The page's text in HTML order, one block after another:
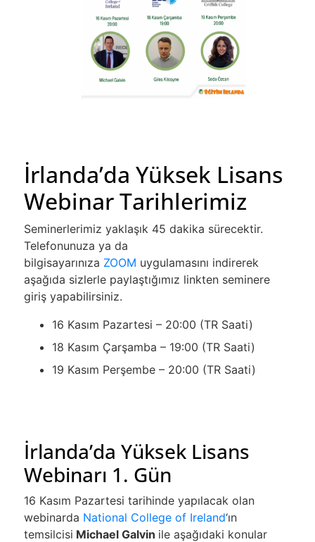
İrlanda’da Yüksek Lisans
Webinar Tarihlerimiz
Seminerlerimiz yaklaşık 45 dakika sürecektir.
Telefonunuza ya da
bilgisayarınıza ZOOM uygulamasını indirerek
aşağıda sizlerle paylaştığımız linkten seminere
giriş yapabilirsiniz.
16 Kasım Pazartesi – 20:00 (TR Saati)
18 Kasım Çarşamba – 19:00 (TR Saati)
19 Kasım Perşembe – 20:00 (TR Saati)
İrlanda’da Yüksek Lisans
Webinarı 1. Gün
16 Kasım Pazartesi tarihinde yapılacak olan
webinarda National College of Ireland‘ın
temsilcisi Michael Galvin ile aşağıdaki konular